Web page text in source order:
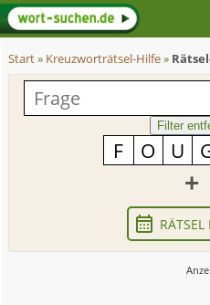
Start» Kreuzworträtsel-Hilfe»
Filter
+
RÄTSEL